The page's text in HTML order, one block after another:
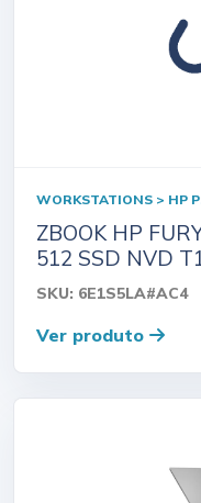
WORKSTATIONS > HP
ZBOOK HP
512 SSD NVD
SKU: 6E1S5LA#AC4
Ver produto